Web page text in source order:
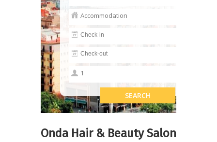
Onda Hair & Beauty Salon